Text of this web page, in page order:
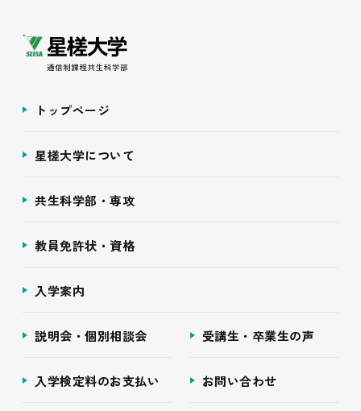
トップページ
星槎大学について
共生科学部・専攻
教員免許状・資格
入学案内
説明会・個別相談会 受講生・卒業生の声
入学検定料のお支払い お問い合わせ